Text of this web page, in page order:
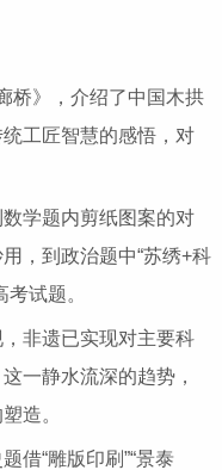
桥》，介绍了中国木拱
工匠智慧的感悟，对
学题内剪纸图案的对
，到政治题中“苏绣+科
试题。
非遗已实现对主要科
一静水流深的趋势，
造。
借“雕版印刷”“景泰